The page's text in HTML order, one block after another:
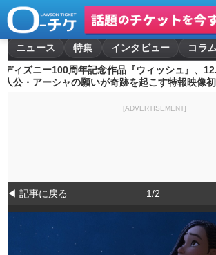
ニュース 特集 インタビュー コラム
ディズニー100周年記念作品『ウィッシュ』、
人公・アーシャの願いが奇跡を起こす特報映像
[ADVERTISEMENT]
◀ 記事に戻る 1/2